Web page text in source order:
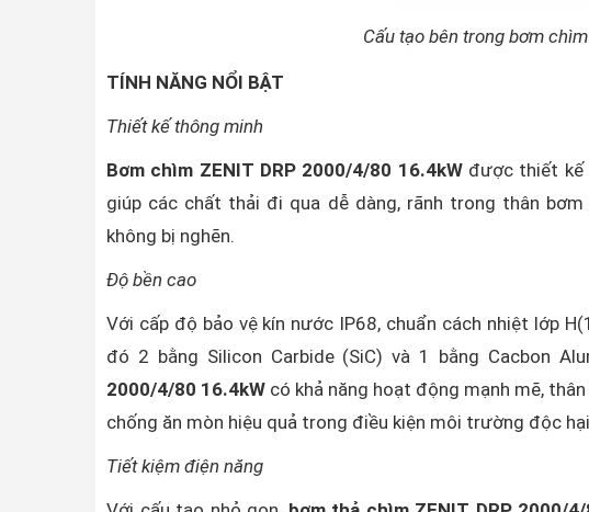
Cấu tạo bên trong bơm
TÍNH NĂNG NỔI BẬT
Thiết kế thông minh
Bơm chìm ZENIT DRP 2000/4/80 16.4kWđược thiết kế
giúp các chất thải đi qua dễ dàng, rãnh trong thân
không bị nghẽn.
Độ bền cao
Với cấp độ bảo vệ kín nước IP68, chuẩn cách nhiệt lớp
đó 2 bằng Silicon Carbide (SiC) và 1 bằng Cacbon
2000/4/80 16.4kW có khả năng hoạt động mạnh mẽ,
chống ăn mòn hiệu quả trong điều kiện môi trường độc
Tiết kiệm điện năng